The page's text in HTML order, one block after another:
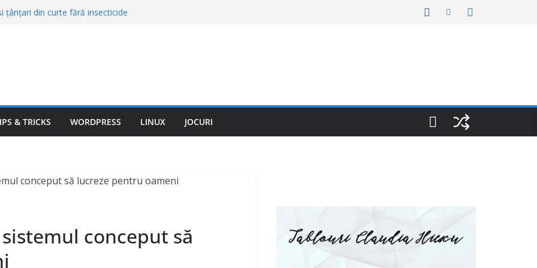
țânțari din curte fără insecticide
anvelopele tot se uzează prost: bucșe,
condiţionat în maşină. Şoferii îl
dar e o mare greşeală, spun
& TRICKS WORDPRESS LINUX JOCURI
conceput să